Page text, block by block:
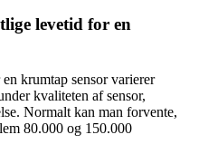
levetid for en
krumtap sensor varierer
kvaliteten af sensor,
Normalt kan man forvente,
80.000 og 150.000